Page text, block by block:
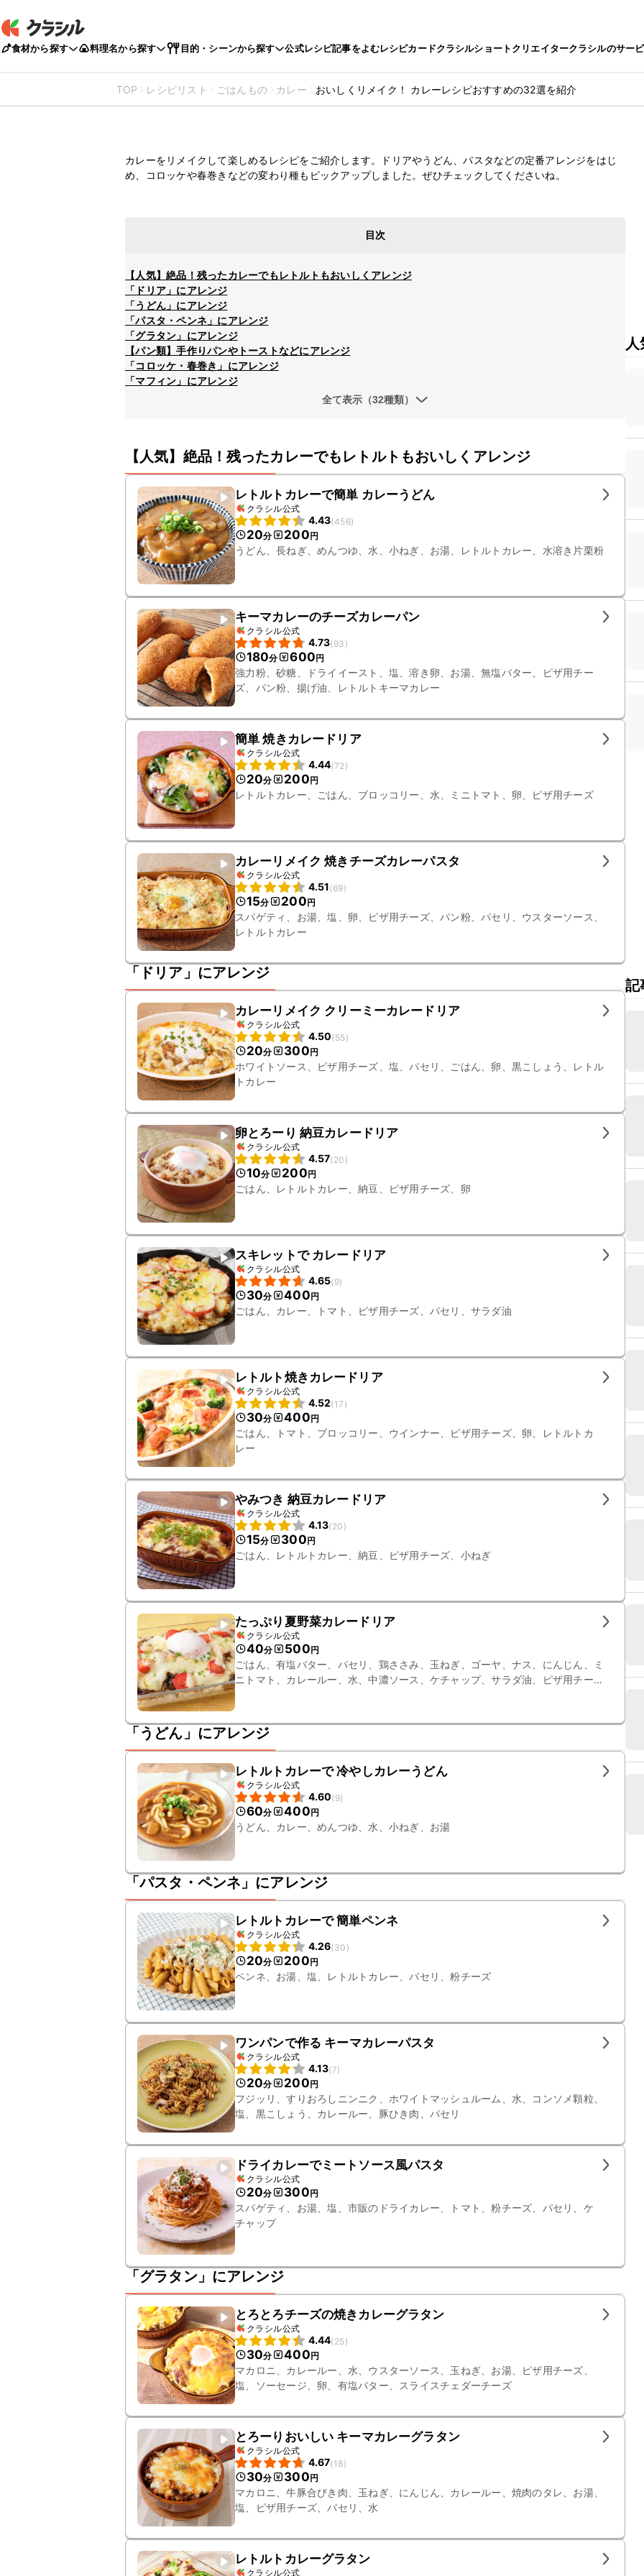
食材から探す 料理名から探す 目的・シーンから探す 公式レシピ記事をよむレシピカードクラシルショートクリエイタークラシルのサー
TOP レシピリスト ごはんもの カレー おいしくリメイク！ カレーレシピおすすめの32選を紹介
カレーレシピおすすめの32選を紹介
カレーをリメイクして楽しめるレシピをご紹介します。ドリアやうどん、パスタなどの定番アレンジをはじ
め、コロッケや春巻きなどの変わり種もピックアップしました。ぜひチェックしてくださいね。
目次
【人気】絶品！残ったカレーでもレトルトもおいしくアレンジ
「ドリア」にアレンジ
「うどん」にアレンジ
「パスタ・ペンネ」にアレンジ
「グラタン」にアレンジ
【パン類】手作りパンやトーストなどにアレンジ
「コロッケ・春巻き」にアレンジ
「マフィン」にアレンジ
全て表示（32種類）
【人気】絶品！残ったカレーでもレトルトもおいしくアレンジ
レトルトカレーで簡単 カレーうどん
クラシル公式
4.43(456)
20分 200円
うどん、長ねぎ、めんつゆ、水、小ねぎ、お湯、レトルトカレー、水溶き片栗粉
キーマカレーのチーズカレーパン
クラシル公式
4.73(93 )
180分 600円
強力粉、砂糖、ドライイースト、塩、溶き卵、お湯、無塩バター、ピザ用チー
ズ、パン粉、揚げ油、レトルトキーマカレー
簡単 焼きカレードリア
クラシル公式
4.44(72 )
20分 200円
レトルトカレー、ごはん、ブロッコリー、水、ミニトマト、卵、ピザ用チーズ
カレーリメイク 焼きチーズカレーパスタ
クラシル公式
4.51(69)
15分 200円
スパゲティ、お湯、塩、卵、ピザ用チーズ、パン粉、パセリ、ウスターソース、
レトルトカレー
「ドリア」にアレンジ
カレーリメイク クリーミーカレードリア
クラシル公式
4.50(55)
20分 300円
ホワイトソース、ピザ用チーズ、塩、パセリ、ごはん、卵、黒こしょう、レトル
トカレー
卵とろーり 納豆カレードリア
クラシル公式
4.57(20 )
10分 200円
ごはん、レトルトカレー、納豆、ピザ用チーズ、卵
スキレットで カレードリア
クラシル公式
4.65(9)
30分 400円
ごはん、カレー、トマト、ピザ用チーズ、パセリ、サラダ油
レトルト焼きカレードリア
クラシル公式
4.52(17 )
30分 400円
ごはん、トマト、ブロッコリー、ウインナー、ピザ用チーズ、卵、レトルトカ
レー
やみつき 納豆カレードリア
クラシル公式
4.13(20 )
15分 300円
ごはん、レトルトカレー、納豆、ピザ用チーズ、小ねぎ
たっぷり夏野菜カレードリア
クラシル公式
40分 500円
ごはん、有塩バター、パセリ、鶏ささみ、玉ねぎ、ゴーヤ、ナス、にんじん、ミ
ニトマト、カレールー、水、中濃ソース、ケチャップ、サラダ油、ピザ用チー
「うどん」にアレンジ
レトルトカレーで 冷やしカレーうどん
クラシル公式
4.60(9)
60分 400円
うどん、カレー、めんつゆ、水、小ねぎ、お湯
「パスタ・ペンネ」にアレンジ
レトルトカレーで 簡単ペンネ
クラシル公式
4.26(30 )
20分 200円
ペンネ、お湯、塩、レトルトカレー、パセリ、粉チーズ
ワンパンで作る キーマカレーパスタ
クラシル公式
4.13(7)
20分 200円
フジッリ、すりおろしニンニク、ホワイトマッシュルーム、水、コンソメ顆粒、
塩、黒こしょう、カレールー、豚ひき肉、パセリ
ドライカレーでミートソース風パスタ
クラシル公式
20分 300円
スパゲティ、お湯、塩、市販のドライカレー、トマト、粉チーズ、パセリ、ケ
チャップ
「グラタン」にアレンジ
とろとろチーズの焼きカレーグラタン
クラシル公式
4.44(25)
30分 400円
マカロニ、カレールー、水、ウスターソース、玉ねぎ、お湯、ピザ用チーズ、
塩、ソーセージ、卵、有塩バター、スライスチェダーチーズ
とろーりおいしい キーマカレーグラタン
クラシル公式
4.67(18)
30分 300円
マカロニ、牛豚合びき肉、玉ねぎ、にんじん、カレールー、焼肉のタレ、お湯、
塩、ピザ用チーズ、パセリ、水
レトルトカレーグラタン
クラシル公式
記